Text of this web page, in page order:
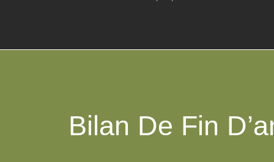
Bilan De Fin